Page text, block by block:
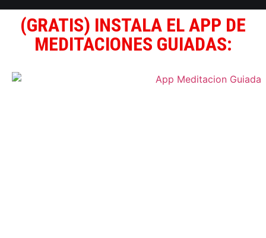
(GRATIS) INSTALA EL APP DE
MEDITACIONES GUIADAS: